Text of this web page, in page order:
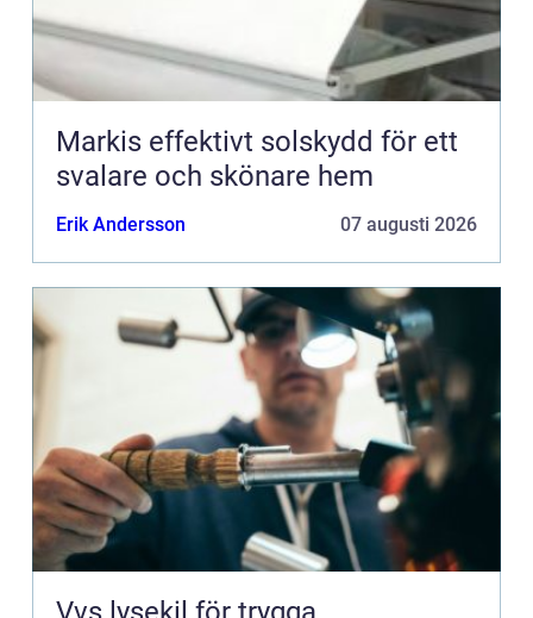
Markis effektivt solskydd för ett
svalare och skönare hem
Erik Andersson 07 augusti 2026